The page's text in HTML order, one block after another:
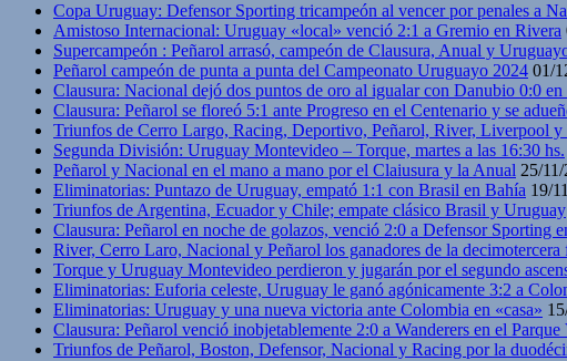
Copa Uruguay: Defensor Sporting tricampeón al vencer por penales a
Amistoso Internacional: Uruguay «local» venció 2:1 a Gremio en Rivera
Supercampeón : Peñarol arrasó, campeón de Clausura, Anual y
Peñarol campeón de punta a punta del Campeonato Uruguayo 2024 01/
Clausura: Nacional dejó dos puntos de oro al igualar con Danubio 0:0
Clausura: Peñarol se floreó 5:1 ante Progreso en el Centenario y se
Triunfos de Cerro Largo, Racing, Deportivo, Peñarol, River, Liverpool y
Segunda División: Uruguay Montevideo – Torque, martes a las 16:30 hs.
Peñarol y Nacional en el mano a mano por el Claiusura y la Anual 25/
Eliminatorias: Puntazo de Uruguay, empató 1:1 con Brasil en Bahía 19/
Triunfos de Argentina, Ecuador y Chile; empate clásico Brasil y Uruguay
Clausura: Peñarol en noche de golazos, venció 2:0 a Defensor Sporting
River, Cerro Laro, Nacional y Peñarol los ganadores de la decimotercera
Torque y Uruguay Montevideo perdieron y jugarán por el segundo
Eliminatorias: Euforia celeste, Uruguay le ganó agónicamente 3:2 a
Eliminatorias: Uruguay y una nueva victoria ante Colombia en «casa»
Clausura: Peñarol venció inobjetablemente 2:0 a Wanderers en el Parque
Triunfos de Peñarol, Boston, Defensor, Nacional y Racing por la